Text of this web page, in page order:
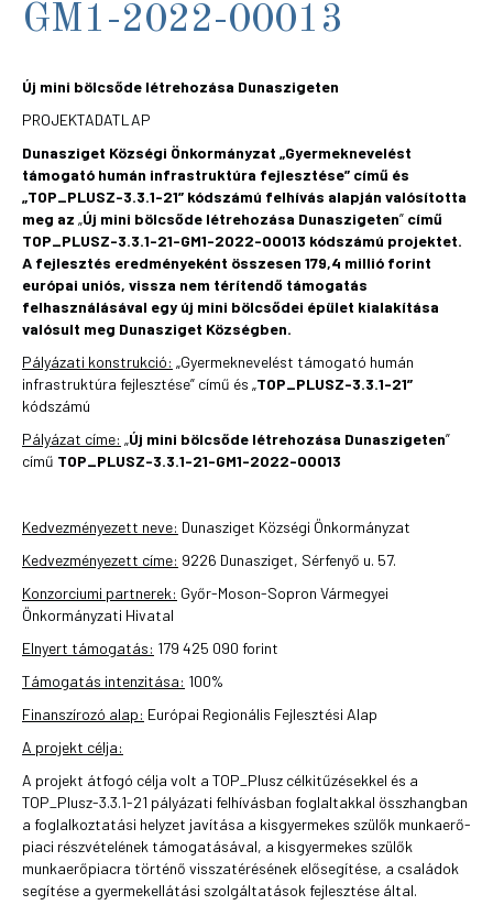
GM1-2022-00013
Új mini bölcsőde létrehozása Dunaszigeten
PROJEKTADATLAP
Dunasziget Községi Önkormányzat „Gyermeknevelést
támogató humán infrastruktúra fejlesztése” című és
„TOP_PLUSZ-3.3.1-21” kódszámú felhívás alapján valósította
meg az „Új mini bölcsőde létrehozása Dunaszigeten” című
TOP_PLUSZ-3.3.1-21-GM1-2022-00013 kódszámú projektet.
A fejlesztés eredményeként összesen 179,4 millió forint
európai uniós, vissza nem térítendő támogatás
felhasználásával egy új mini bölcsődei épület kialakítása
valósult meg Dunasziget Községben.
Pályázati konstrukció: „Gyermeknevelést támogató humán
infrastruktúra fejlesztése” című és „TOP_PLUSZ-3.3.1-21”
kódszámú
Pályázat címe: „Új mini bölcsőde létrehozása Dunaszigeten”
című TOP_PLUSZ-3.3.1-21-GM1-2022-00013
Kedvezményezett neve: Dunasziget Községi Önkormányzat
Kedvezményezett címe: 9226 Dunasziget, Sérfenyő u. 57.
Konzorciumi partnerek: Győr-Moson-Sopron Vármegyei
Önkormányzati Hivatal
Elnyert támogatás: 179 425 090 forint
Támogatás intenzitása: 100%
Finanszírozó alap: Európai Regionális Fejlesztési Alap
A projekt célja:
A projekt átfogó célja volt a TOP_Plusz célkitűzésekkel és a
TOP_Plusz-3.3.1-21 pályázati felhívásban foglaltakkal összhangban
a foglalkoztatási helyzet javítása a kisgyermekes szülők munkaerő-
piaci részvételének támogatásával, a kisgyermekes szülők
munkaerőpiacra történő visszatérésének elősegítése, a családok
segítése a gyermekellátási szolgáltatások fejlesztése által.